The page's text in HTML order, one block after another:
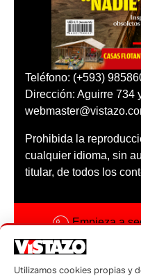
Teléfono: (+593)
Dirección: Aguirre 734
Prohibida la
cualquier idioma, sin
titular, de todos los
Empieza a
Código ética
Utilizamos cookies propias y